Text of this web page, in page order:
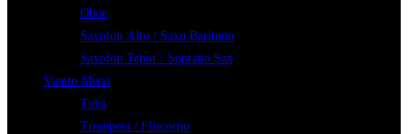
Oboe
Saxofón Alto / Saxo Barítono
Saxofón Tenor / Soprano Sax
Viento Metal
Tuba
Trompeta / Fliscorno